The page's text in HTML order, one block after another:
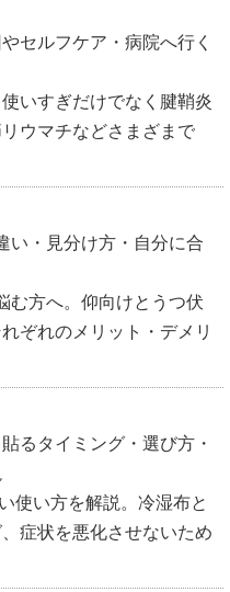
セルフケア・病院へ行く
いすぎだけでなく腱鞘炎
ウマチなどさまざまで
い・見分け方・自分に合
む方へ。仰向けとうつ伏
ぞれのメリット・デメリ
るタイミング・選び方・
使い方を解説。冷湿布と
症状を悪化させないため